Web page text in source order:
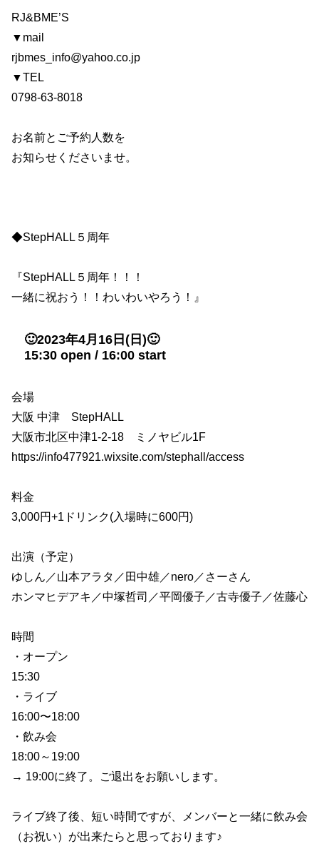
RJ&BME’S
▼mail
rjbmes_info@yahoo.co.jp
▼TEL
0798-63-8018
お名前とご予約人数を
お知らせくださいませ。
◆StepHALL５周年
『StepHALL５周年！！！
一緒に祝おう！！わいわいやろう！』
🙂2023年4月16日(日)🙂
15:30 open / 16:00 start
会場
大阪 中津 StepHALL
大阪市北区中津1-2-18 ミノヤビル1F
https://info477921.wixsite.com/stephall/access
料金
3,000円+1ドリンク(入場時に600円)
出演（予定）
ゆしん／山本アラタ／田中雄／nero／さーさん
ホンマヒデアキ／中塚哲司／平岡優子／古寺優子／佐藤心
時間
・オープン
15:30
・ライブ
16:00〜18:00
・飲み会
18:00～19:00
→ 19:00に終了。ご退出をお願いします。
ライブ終了後、短い時間ですが、メンバーと一緒に飲み会
（お祝い）が出来たらと思っております♪